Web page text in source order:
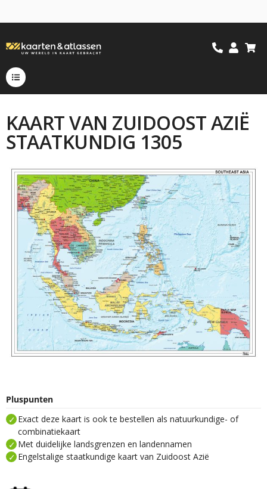
KAART VAN ZUIDOOST AZIË
STAATKUNDIG 1305
Pluspunten
Exact deze kaart is ook te bestellen als natuurkundige- of
combinatiekaart
Met duidelijke landsgrenzen en landennamen
Engelstalige staatkundige kaart van Zuidoost Azië